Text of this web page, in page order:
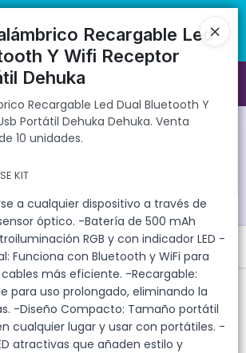
Led Dual Bluetooth Y Wifi Receptor
Recargable Led
Y Wifi Receptor
Dehuka
Recargable Led Dual Bluetooth Y
Portátil Dehuka Dehuka. Venta
10 unidades.
KIT
a cualquier dispositivo a través de
óptico. -Batería de 500 mAh
RGB y con indicador LED -
Funciona con Bluetooth y WiFi para
más eficiente. -Recargable:
para uso prolongado, eliminando la
-Diseño Compacto: Tamaño portátil
cualquier lugar y usar con portátiles. -
atractivas que añaden estilo y
mayorista desde 10 unidades. ¡Registrate y
a precios exclusivos!
Ingresar a la Tienda
Led Dual Bluetooth Y Wifi Receptor
Venta mayorista desde 10 unidades.